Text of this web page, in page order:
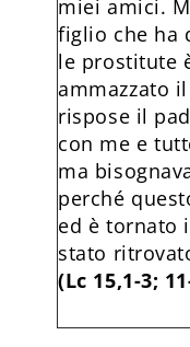
miei amici.
figlio che ha
le prostitute
ammazzato
rispose il
con me e
ma
perché
ed è tornato
stato
(Lc 15,1-3;